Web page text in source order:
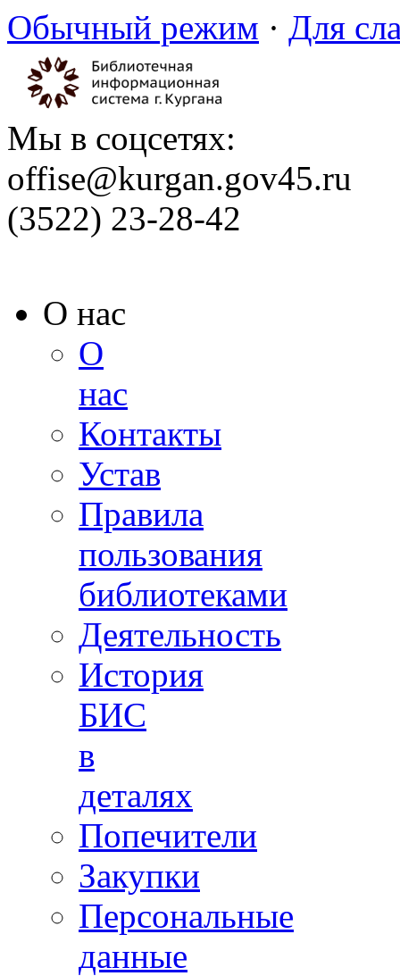
Обычный режим · Для
Мы в соцсетях:
offise@kurgan.gov45.ru
(3522) 23-28-42
О нас
О
нас
Контакты
Устав
Правила
пользования
библиотеками
Деятельность
История
БИС
в
деталях
Попечители
Закупки
Персональные
данные